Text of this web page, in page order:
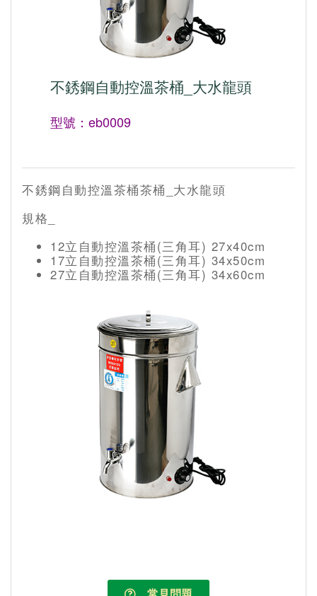
不銹鋼自動控溫茶桶_大水龍頭
型號：eb0009
不銹鋼自動控溫茶桶茶桶_大水龍頭
規格_
12立自動控溫茶桶(三角耳) 27x40cm
17立自動控溫茶桶(三角耳) 34x50cm
27立自動控溫茶桶(三角耳) 34x60cm